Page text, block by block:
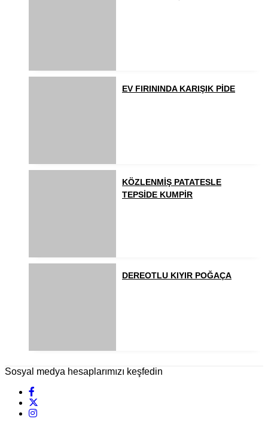
EV FIRININDA KARIŞIK PİDE
KÖZLENMİŞ PATATESLE
TEPSİDE KUMPİR
DEREOTLU KIYIR POĞAÇA
Sosyal medya hesaplarımızı keşfedin